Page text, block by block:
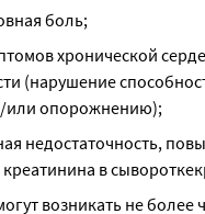
боль;
хронической
(нарушение
или опорожнению);
недостаточность,
в
возникать не более